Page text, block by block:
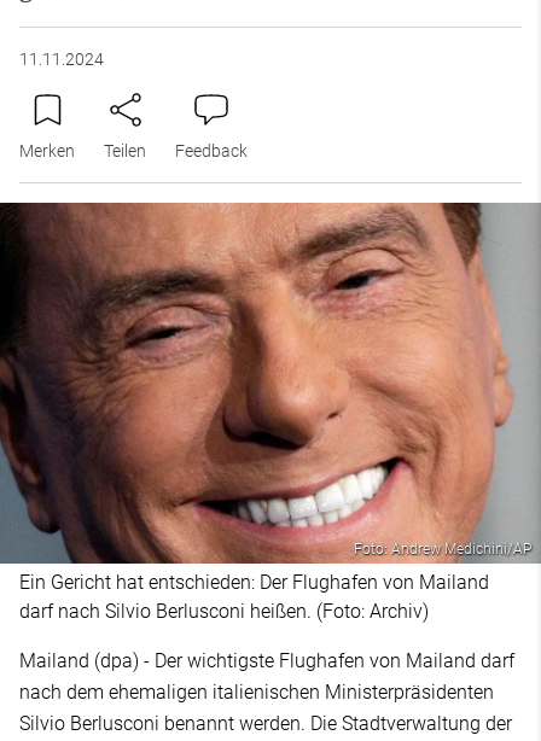
11.11.2024
Merken Teilen Feedback
Foto: Andrew Medichini/AP
Ein Gericht hat entschieden: Der Flughafen von Mailand
darf nach Silvio Berlusconi heißen. (Foto: Archiv)
Mailand (dpa) - Der wichtigste Flughafen von Mailand darf
nach dem ehemaligen italienischen Ministerpräsidenten
Silvio Berlusconi benannt werden. Die Stadtverwaltung der